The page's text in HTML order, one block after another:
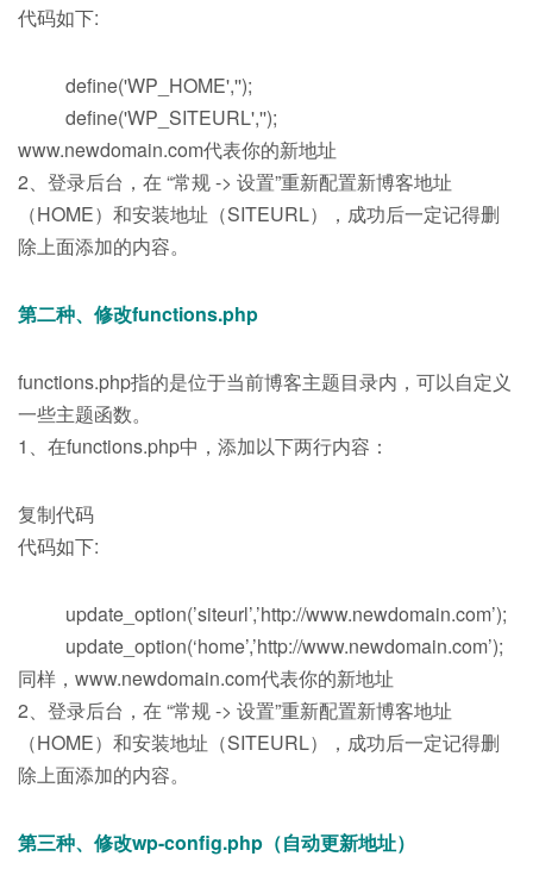
代码如下:
define('WP_HOME','');
define('WP_SITEURL','');
www.newdomain.com代表你的新地址
2、登录后台，在 “常规 -> 设置”重新配置新博客地址
（HOME）和安装地址（SITEURL），成功后一定记得删
除上面添加的内容。
第二种、修改functions.php
functions.php指的是位于当前博客主题目录内，可以自定义
一些主题函数。
1、在functions.php中，添加以下两行内容：
复制代码
代码如下:
update_option(’siteurl’,’http://www.newdomain.com’);
update_option(‘home’,’http://www.newdomain.com’);
同样，www.newdomain.com代表你的新地址
2、登录后台，在 “常规 -> 设置”重新配置新博客地址
（HOME）和安装地址（SITEURL），成功后一定记得删
除上面添加的内容。
第三种、修改wp-config.php（自动更新地址）